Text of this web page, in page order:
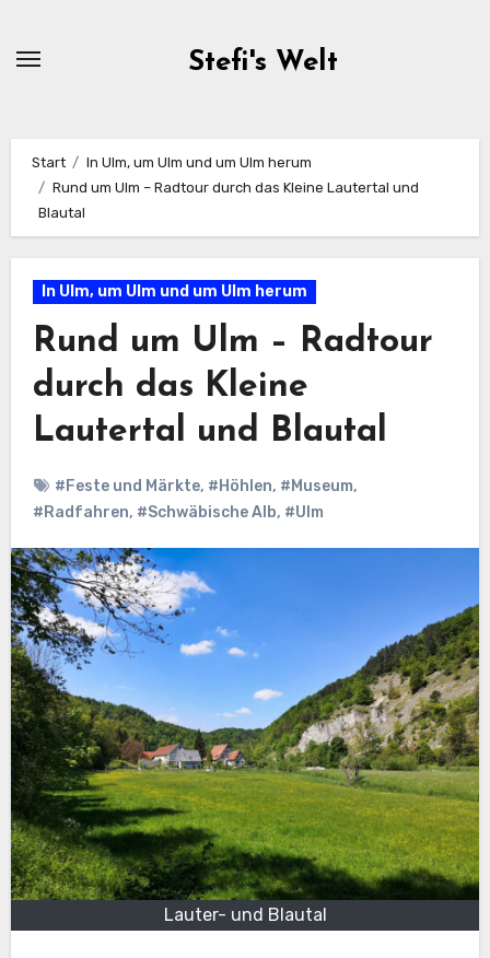
Stefi's Welt
Start
In Ulm, um Ulm und um Ulm herum
Rund um Ulm – Radtour durch das Kleine Lautertal und
Blautal
In Ulm, um Ulm und um Ulm herum
Rund um Ulm – Radtour
durch das Kleine
Lautertal und Blautal
#Feste und Märkte, #Höhlen, #Museum,
#Radfahren, #Schwäbische Alb, #Ulm
Lauter- und Blautal